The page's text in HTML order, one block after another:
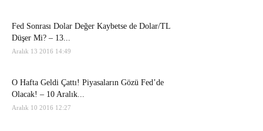
Fed Sonrası Dolar Değer Kaybetse de Dolar/TL
Düşer Mi? – 13...
Aralık 13 2016 14:49
O Hafta Geldi Çattı! Piyasaların Gözü Fed’de
Olacak! – 10 Aralık...
Aralık 10 2016 12:27